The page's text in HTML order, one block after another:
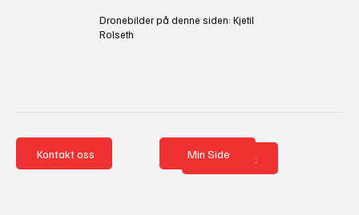
Dronebilder på denne siden: Kjetil
Rolseth
Kontakt oss Nettbutikk
Min Side